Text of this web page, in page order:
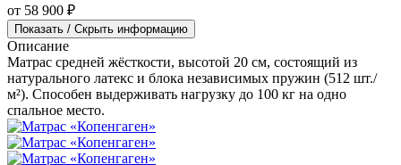
от 58 900 ₽
Показать / Скрыть информацию
Описание
Матрас средней жёсткости, высотой 20 см, состоящий из
натурального латекс и блока независимых пружин (512 шт./
м²). Способен выдерживать нагрузку до 100 кг на одно
спальное место.